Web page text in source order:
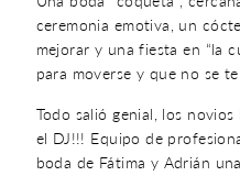
ceremonia emotiva, un
mejorar y una fiesta en “la
para moverse y que no se te
Todo salió genial, los
el DJ!!! Equipo de
boda de Fátima y Adrián